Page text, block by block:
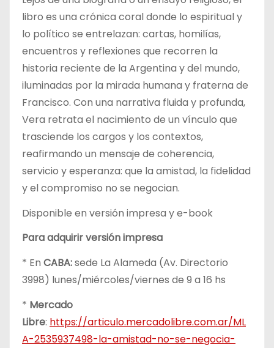
libro es una crónica coral donde lo espiritual y
lo político se entrelazan: cartas, homilías,
encuentros y reflexiones que recorren la
historia reciente de la Argentina y del mundo,
iluminadas por la mirada humana y fraterna de
Francisco. Con una narrativa fluida y profunda,
Vera retrata el nacimiento de un vínculo que
trasciende los cargos y los contextos,
reafirmando un mensaje de coherencia,
servicio y esperanza: que la amistad, la fidelidad
y el compromiso no se negocian.
Disponible en versión impresa y e-book
Para adquirir versión impresa
* En CABA:sede La Alameda (Av. Directorio
3998) lunes/miércoles/viernes de 9 a 16 hs
* Mercado
Libre: https://articulo.mercadolibre.com.ar/ML
A-2535937498-la-amistad-no-se-negocia-